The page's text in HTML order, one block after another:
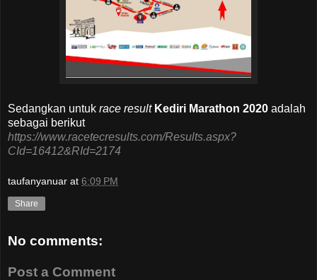
Sedangkan untuk race result Kediri Marathon 2020 adalah
sebagai berikut
https://www.racetecresults.com/Results.aspx?
CId=16412&RId=2174
taufanyanuar at 6:09 PM
Share
No comments:
Post a Comment